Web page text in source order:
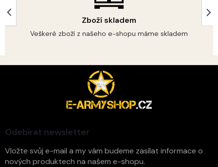
y
v
ý
p
Zboží skladem
Veškeré zboží z našeho e-shopu máme skladem
Odebírat newsletter
Vložte svůj e-mail a my vám budeme zasílat informace o
nových produktech na našem e-shopu.